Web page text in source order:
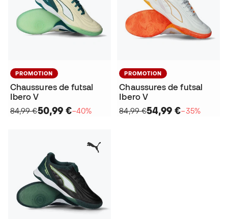
PROMOTION
Chaussures de futsal
Ibero V
84,99 €50,99 €−40%
PROMOTION
Chaussures de futsal
Ibero V
84,99 €54,99 €−35%